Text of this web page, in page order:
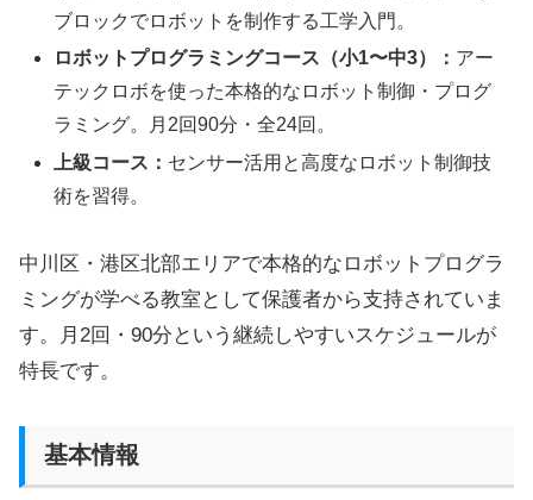
ブロックでロボットを制作する工学入門。
ロボットプログラミングコース（小1〜中3）： アー
テックロボを使った本格的なロボット制御・プログ
ラミング。月2回90分・全24回。
上級コース： センサー活用と高度なロボット制御技
術を習得。
中川区・港区北部エリアで本格的なロボットプログラ
ミングが学べる教室として保護者から支持されていま
す。月2回・90分という継続しやすいスケジュールが
特長です。
基本情報